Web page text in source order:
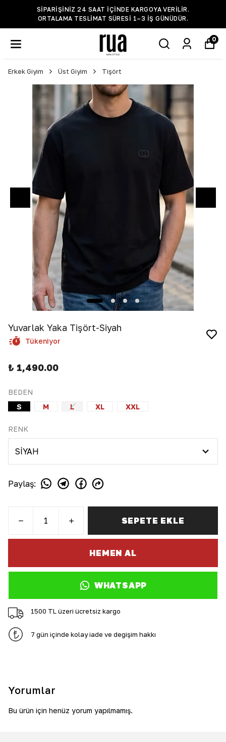
SIPARIŞINIZ 24 SAAT IÇINDE KARGOYA VERILIR.
ORTALAMA TESLIMAT SÜRESI 1–3 IŞ GÜNÜDÜR.
0
Erkek Giyim Üst Giyim Tişört
Yuvarlak Yaka Tişört-Siyah
Tükeniyor
₺ 1,490.00
BEDEN
S
M L XL XXL
RENK
Paylaş:
SEPETE EKLE
HEMEN AL
WHATSAPP
1500 TL üzeri ücretsiz kargo
7 gün içinde kolay iade ve değişim hakkı
Yorumlar
Bu ürün için henüz yorum yapılmamış.